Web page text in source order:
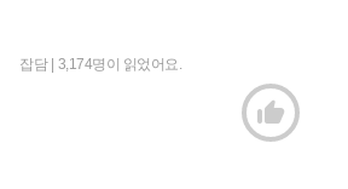
잡담 | 3,174명이 읽었어요.
